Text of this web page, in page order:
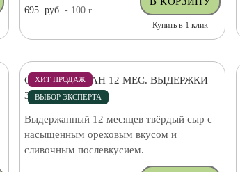
695 руб. - 100 г
Купить в 1 клик
ХИТ ПРОДАЖ
ВЫБОР ЭКСПЕРТА
СЫР ПАРМЕЗАН 12 МЕС. ВЫДЕРЖКИ
34% (ЧИЛИ)
Выдержанный 12 месяцев твёрдый сыр с
насыщенным ореховым вкусом и
сливочным послевкусием.